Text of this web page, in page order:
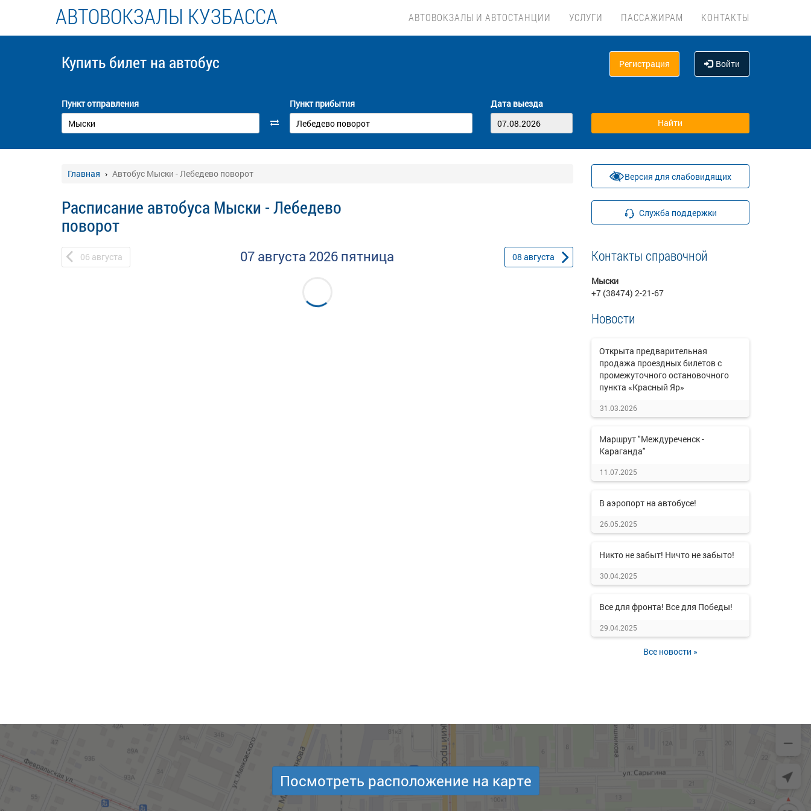
АВТОВОКЗАЛЫ КУЗБАССА АВТОВОКЗАЛЫ И АВТОСТАНЦИИ УСЛУГИ ПАССАЖИРАМ КОНТАКТЫ
Купить билет на автобус Регистрация Войти
Пункт отправления Пункт прибытия Дата выезда
Главная Автобус Мыски - Лебедево поворот
Расписание автобуса Мыски - Лебедево
поворот
06 августа 07 августа 2026 пятница 08 августа
Версия для слабовидящих
Служба поддержки
Контакты справочной
Мыски
+7 (38474) 2-21-67
Новости
Открыта предварительная
продажа проездных билетов с
промежуточного остановочного
пункта «Красный Яр»
31.03.2026
Маршрут "Междуреченск -
Караганда"
11.07.2025
В аэропорт на автобусе!
26.05.2025
Никто не забыт! Ничто не забыто!
30.04.2025
Все для фронта! Все для Победы!
29.04.2025
Все новости »
Посмотреть расположение на карте